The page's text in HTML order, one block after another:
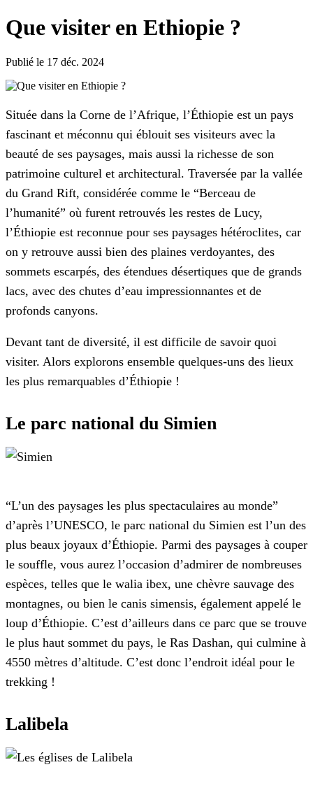
Que visiter en Ethiopie ?
Publié le 17 déc. 2024
Située dans la Corne de l’Afrique, l’Éthiopie est un pays
fascinant et méconnu qui éblouit ses visiteurs avec la
beauté de ses paysages, mais aussi la richesse de son
patrimoine culturel et architectural. Traversée par la vallée
du Grand Rift, considérée comme le “Berceau de
l’humanité” où furent retrouvés les restes de Lucy,
l’Éthiopie est reconnue pour ses paysages hétéroclites, car
on y retrouve aussi bien des plaines verdoyantes, des
sommets escarpés, des étendues désertiques que de grands
lacs, avec des chutes d’eau impressionnantes et de
profonds canyons.
Devant tant de diversité, il est difficile de savoir quoi
visiter. Alors explorons ensemble quelques-uns des lieux
les plus remarquables d’Éthiopie !
Le parc national du Simien
“L’un des paysages les plus spectaculaires au monde”
d’après l’UNESCO, le parc national du Simien est l’un des
plus beaux joyaux d’Éthiopie. Parmi des paysages à couper
le souffle, vous aurez l’occasion d’admirer de nombreuses
espèces, telles que le walia ibex, une chèvre sauvage des
montagnes, ou bien le canis simensis, également appelé le
loup d’Éthiopie. C’est d’ailleurs dans ce parc que se trouve
le plus haut sommet du pays, le Ras Dashan, qui culmine à
4550 mètres d’altitude. C’est donc l’endroit idéal pour le
trekking !
Lalibela